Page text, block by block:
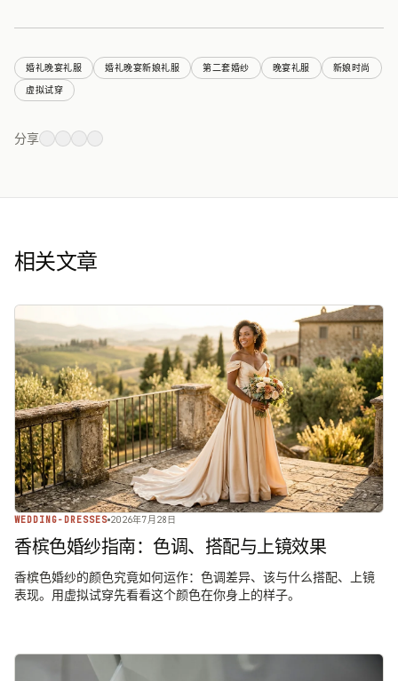
婚礼晚宴礼服 婚礼晚宴新娘礼服 第二套婚纱 晚宴礼服
新娘时尚
虚拟试穿
分享
相关文章
WEDDING-DRESSES 2026年7月28日
香槟色婚纱指南：色调、搭配与上镜效果
香槟色婚纱的颜色究竟如何运作：色调差异、该与什么搭配、上镜
表现。用虚拟试穿先看看这个颜色在你身上的样子。